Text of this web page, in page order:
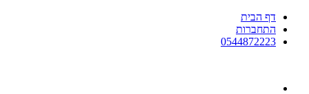
דף הבית
התחברות
0544872223